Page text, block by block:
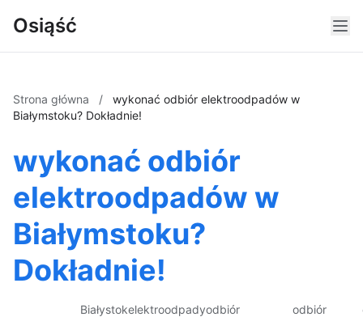
Osiąść
Strona główna /
wykonać odbiór elektroodpadów w
Białymstoku? Dokładnie!
wykonać odbiór
elektroodpadów w
Białymstoku?
Dokładnie!
Białystokelektroodpadyodbiór
odbiór